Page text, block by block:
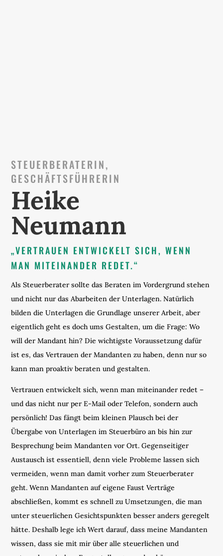
STEUERBERATERIN,
GESCHÄFTSFÜHRERIN
Heike
Neumann
„VERTRAUEN ENTWICKELT SICH, WENN
MAN MITEINANDER REDET.“
Als Steuerberater sollte das Beraten im Vordergrund stehen
und nicht nur das Abarbeiten der Unterlagen. Natürlich
bilden die Unterlagen die Grundlage unserer Arbeit, aber
eigentlich geht es doch ums Gestalten, um die Frage: Wo
will der Mandant hin? Die wichtigste Voraussetzung dafür
ist es, das Vertrauen der Mandanten zu haben, denn nur so
kann man proaktiv beraten und gestalten.
Vertrauen entwickelt sich, wenn man miteinander redet –
und das nicht nur per E-Mail oder Telefon, sondern auch
persönlich! Das fängt beim kleinen Plausch bei der
Übergabe von Unterlagen im Steuerbüro an bis hin zur
Besprechung beim Mandanten vor Ort. Gegenseitiger
Austausch ist essentiell, denn viele Probleme lassen sich
vermeiden, wenn man damit vorher zum Steuerberater
geht. Wenn Mandanten auf eigene Faust Verträge
abschließen, kommt es schnell zu Umsetzungen, die man
unter steuerlichen Gesichtspunkten besser anders geregelt
hätte. Deshalb lege ich Wert darauf, dass meine Mandanten
wissen, dass sie mit mir über alle steuerlichen und